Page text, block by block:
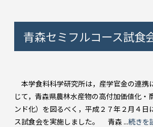
青森セミフルコース試食
本学食料科学研究所は，産学官金の連携
じて，青森県農林水産物の高付加価値化・
ンド化）を図るべく，平成２７年２月４日
ス試食会を実施しました。 青森 ...続きを